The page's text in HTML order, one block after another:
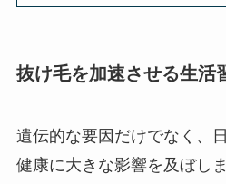
抜け毛を加速させる生活
遺伝的な要因だけでなく、
健康に大きな影響を及ぼし